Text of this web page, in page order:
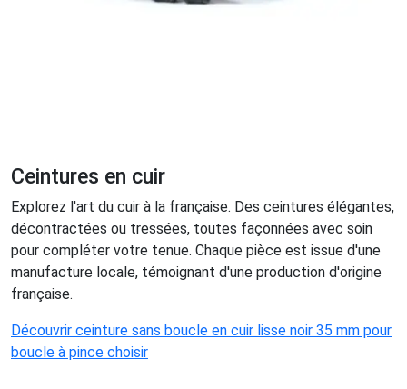
Ceintures en cuir
Explorez l'art du cuir à la française. Des ceintures élégantes,
décontractées ou tressées, toutes façonnées avec soin
pour compléter votre tenue. Chaque pièce est issue d'une
manufacture locale, témoignant d'une production d'origine
française.
Découvrir ceinture sans boucle en cuir lisse noir 35 mm pour
boucle à pince choisir